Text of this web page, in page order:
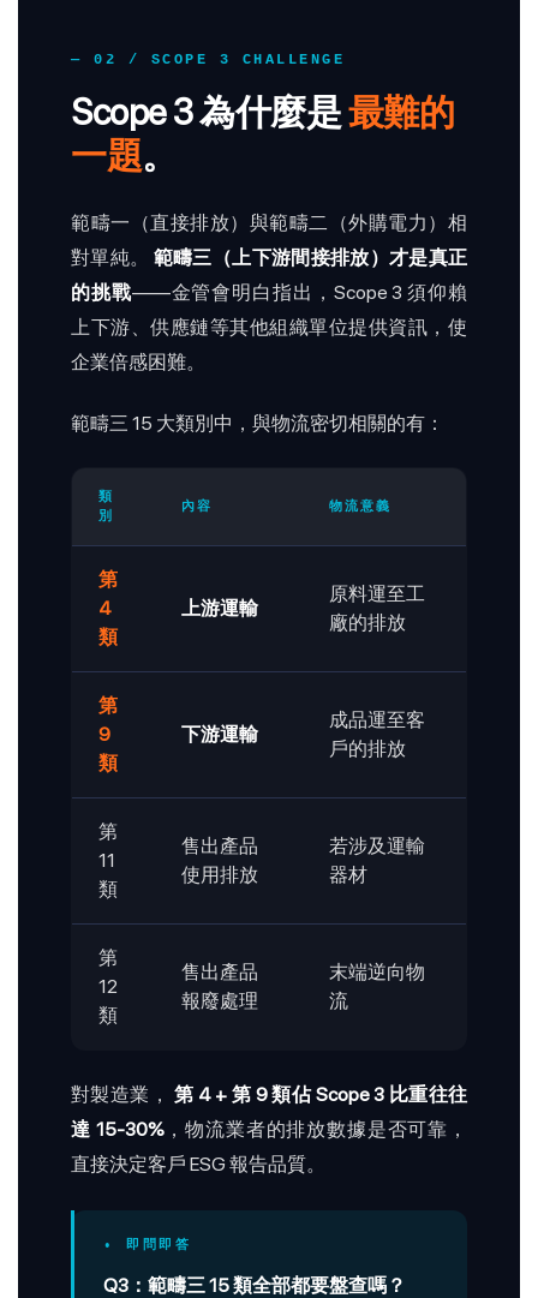
— 02 / SCOPE 3 CHALLENGE
Scope 3 為什麼是最難的
一題。
範疇一（直接排放）與範疇二（外購電力）相
對單純。 範疇三（上下游間接排放）才是真正
的挑戰——金管會明白指出，Scope 3 須仰賴
上下游、供應鏈等其他組織單位提供資訊，使
企業倍感困難。
範疇三 15 大類別中，與物流密切相關的有：
類
別
內容 物流意義
第
4
類
上游運輸
原料運至工
廠的排放
第
9
類
下游運輸
成品運至客
戶的排放
第
11
類
售出產品
使用排放
若涉及運輸
器材
第
12
類
售出產品
報廢處理
末端逆向物
流
對製造業， 第 4 + 第 9 類佔 Scope 3 比重往往
達 15-30%，物流業者的排放數據是否可靠，
直接決定客戶 ESG 報告品質。
• 即問即答
Q3：範疇三 15 類全部都要盤查嗎？